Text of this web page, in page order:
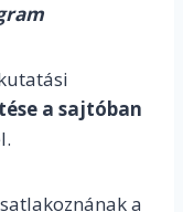
a sajtóban
a